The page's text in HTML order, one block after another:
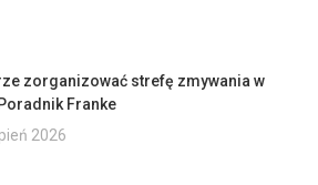
zorganizować strefę zmywania w
Franke
2026